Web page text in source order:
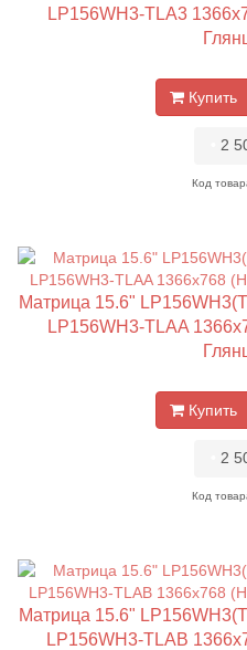
LP156WH3-TLA3
Купить
2
Код
Матрица 15.6"
LP156WH3-TLAA
Купить
2
Код
Матрица 15.6"
LP156WH3-TLAB